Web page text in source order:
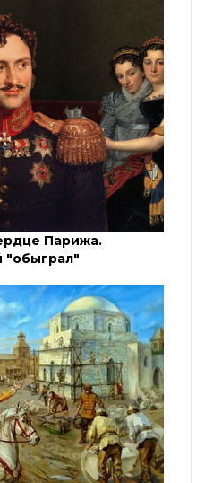
Парижа.
"обыграл"